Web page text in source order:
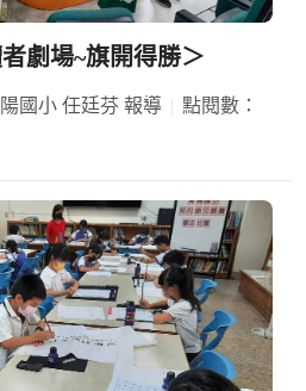
劇場~旗開得勝＞
國小 任廷芬 報導
點閱數：